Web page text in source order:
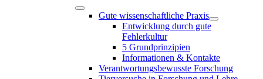
Gute wissenschaftliche Praxis
Entwicklung durch gute
Fehlerkultur
5 Grundprinzipien
Informationen & Kontakte
Verantwortungsbewusste Forschung